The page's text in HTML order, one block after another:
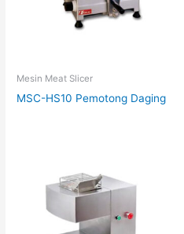
Mesin Meat Slicer
MSC-HS10 Pemotong Daging